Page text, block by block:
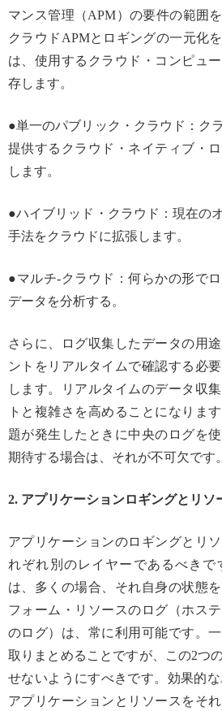
マンス管理（APM）の要件の範囲
クラウドAPMとロギングの一元化
は、使用するクラウド・コンピュ
存します。
●単一のパブリック・クラウド：ク
提供するクラウド・ネイティブ・
します。
●ハイブリッド・クラウド：現在の
手法をクラウドに拡張します。
●マルチ-クラウド：何らかの形で
データを分析する。
さらに、ログ収集したデータの用
ントをリアルタイムで確認する必
します。リアルタイムのデータ収
トと複雑さを高めることになりま
題が発生したときに中央のログを
期待する場合は、それが不可欠です。
2. アプリケーションロギングとリソ
アプリケーションのロギングとリ
れぞれ別のレイヤーであるべきで
は、多くの場合、それ自身の状態
フォーム・リソースのログ（ホス
のログ）は、常に利用可能です。
取りまとめることですが、この2つ
せないようにすべきです。効果的
アプリケーションとリソースをそ